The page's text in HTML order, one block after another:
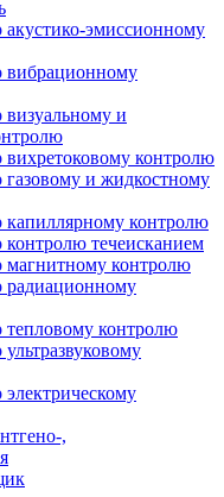
акустико-эмиссионному
вибрационному
визуальному и
вихретоковому контролю
газовому и жидкостному
капиллярному контролю
контролю течеисканием
магнитному контролю
радиационному
тепловому контролю
,